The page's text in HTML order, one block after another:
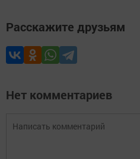
Расскажите друзьям
Нет комментариев